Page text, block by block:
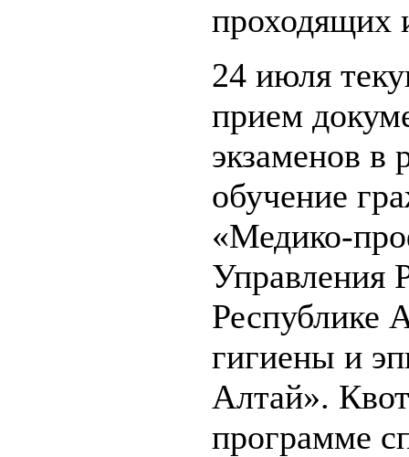
проходящих
24 июля
прием
экзаменов в
обучение
«Медико-
Управления
Республике
гигиены и
Алтай».
программе